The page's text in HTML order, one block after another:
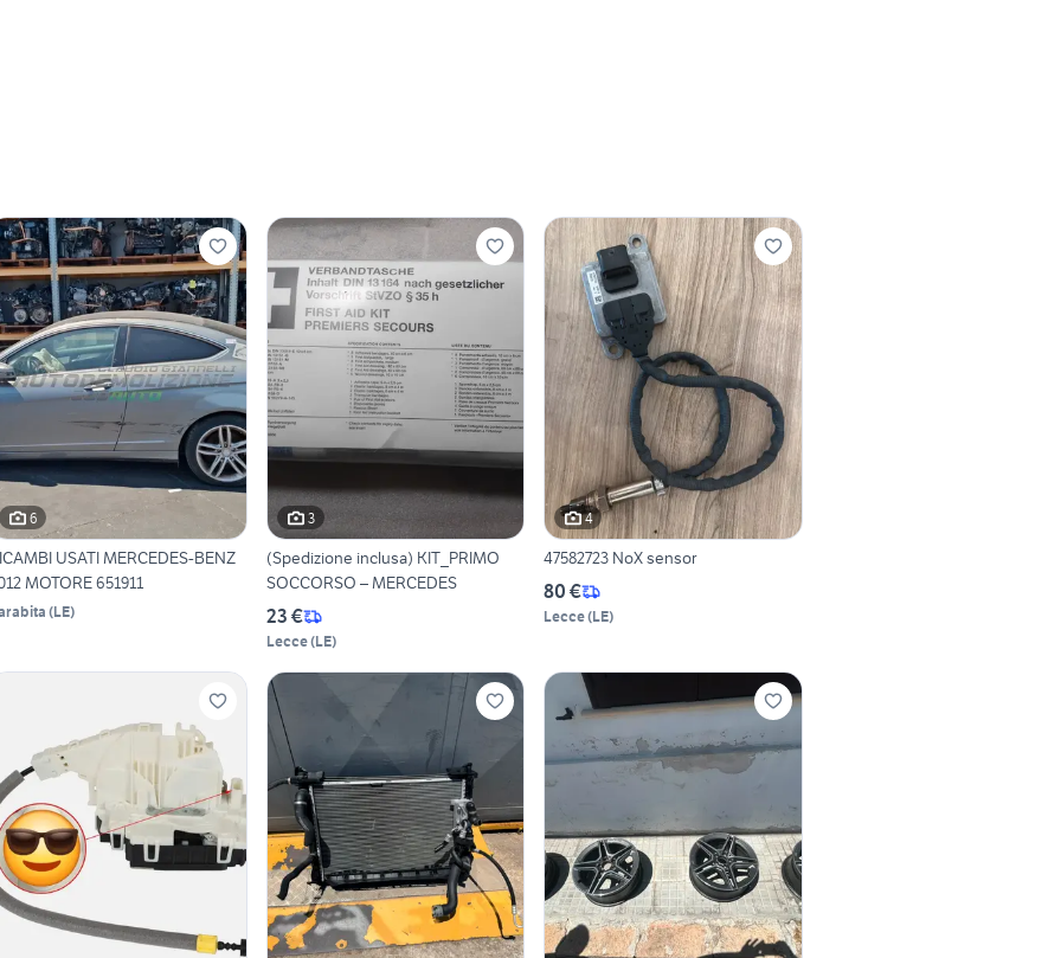
6
USATI MERCEDES-BENZ
MOTORE 651911
(LE)
3
(Spedizione inclusa) KIT_PRIMO
SOCCORSO – MERCEDES
23 €
Lecce(LE)
4
47582723 NoX sensor
80 €
Lecce(LE)